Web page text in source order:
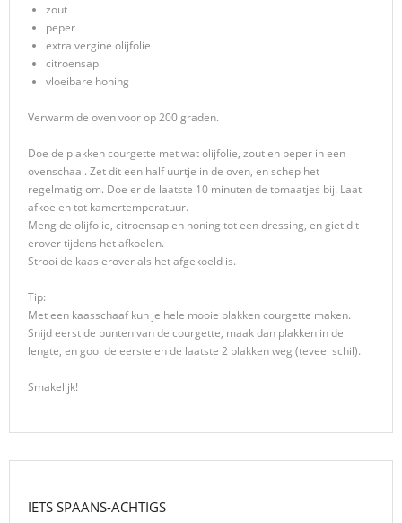
zout
peper
extra vergine olijfolie
citroensap
vloeibare honing
Verwarm de oven voor op 200 graden.
Doe de plakken courgette met wat olijfolie, zout en peper in een
ovenschaal. Zet dit een half uurtje in de oven, en schep het
regelmatig om. Doe er de laatste 10 minuten de tomaatjes bij. Laat
afkoelen tot kamertemperatuur.
Meng de olijfolie, citroensap en honing tot een dressing, en giet dit
erover tijdens het afkoelen.
Strooi de kaas erover als het afgekoeld is.
Tip:
Met een kaasschaaf kun je hele mooie plakken courgette maken.
Snijd eerst de punten van de courgette, maak dan plakken in de
lengte, en gooi de eerste en de laatste 2 plakken weg (teveel schil).
Smakelijk!
IETS SPAANS-ACHTIGS